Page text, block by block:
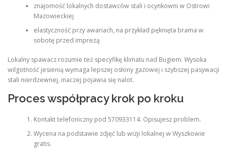
znajomość lokalnych dostawców stali i ocynkowni w Ostrowi
Mazowieckiej
elastyczność przy awariach, na przykład pęknięta brama w
sobotę przed imprezą
Lokalny spawacz rozumie też specyfikę klimatu nad Bugiem. Wysoka
wilgotność jesienią wymaga lepszej osłony gazowej i szybszej pasywacji
stali nierdzewnej, inaczej pojawia się nalot.
Proces współpracy krok po kroku
Kontakt telefoniczny pod 570933114. Opisujesz problem.
Wycena na podstawie zdjęć lub wizji lokalnej w Wyszkowie
gratis.